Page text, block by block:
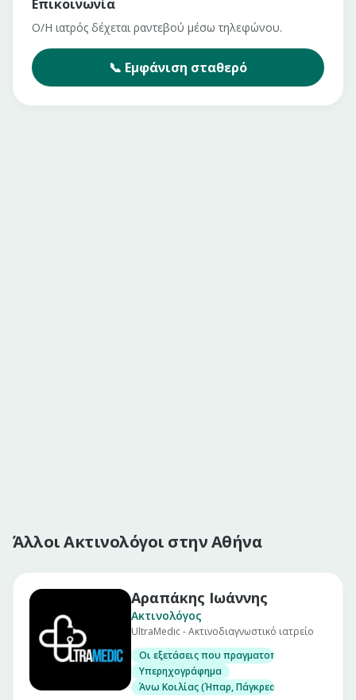
Επικοινωνία
Ο/Η ιατρός δέχεται ραντεβού μέσω τηλεφώνου.
📞 Εμφάνιση σταθερό
Άλλοι Ακτινολόγοι στην Αθήνα
Αραπάκης Ιωάννης
Ακτινολόγος
UltraMedic - Ακτινοδιαγνωστικό ιατρείο
Οι εξετάσεις που πραγματοποιούνται στο
Υπερηχογράφημα
Άνω Κοιλίας (Ήπαρ, Πάγκρεας, Χοληφόρα,